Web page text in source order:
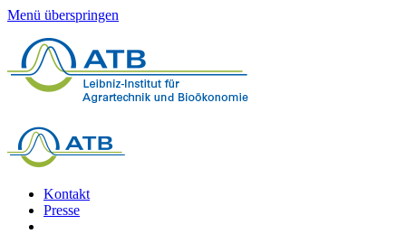
Menü überspringen
Kontakt
Presse